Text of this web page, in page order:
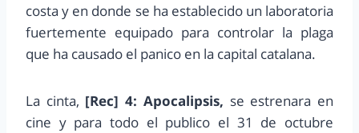
costa y en donde se ha establecido un laboratoria
fuertemente equipado para controlar la plaga
que ha causado el panico en la capital catalana.
La cinta, [Rec] 4: Apocalipsis, se estrenara en
cine y para todo el publico el 31 de octubre